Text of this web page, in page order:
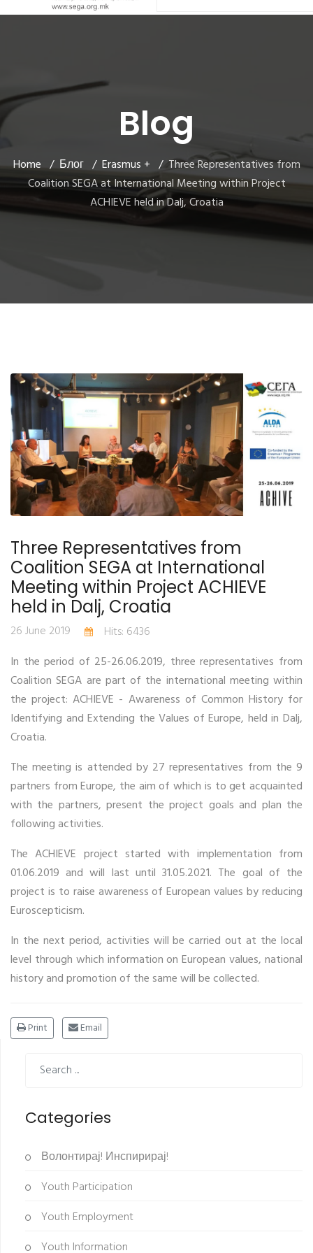
Blog
Home Блог Erasmus +
Three Representatives from
Coalition SEGA at International Meeting within Project
ACHIEVE held in Dalj, Croatia
Three Representatives from
Coalition SEGA at International
Meeting within Project ACHIEVE
held in Dalj, Croatia
26 June 2019
Hits: 6436
In the period of 25-26.06.2019, three representatives from
Coalition SEGA are part of the international meeting within
the project: ACHIEVE - Awareness of Common History for
Identifying and Extending the Values of Europe, held in Dalj,
Croatia.
The meeting is attended by 27 representatives from the 9
partners from Europe, the aim of which is to get acquainted
with the partners, present the project goals and plan the
following activities.
The ACHIEVE project started with implementation from
01.06.2019 and will last until 31.05.2021. The goal of the
project is to raise awareness of European values by reducing
Euroscepticism.
In the next period, activities will be carried out at the local
level through which information on European values, national
history and promotion of the same will be collected.
Print Email
Categories
Волонтирај! Инспирирај!
Youth Participation
Youth Employment
Youth Information